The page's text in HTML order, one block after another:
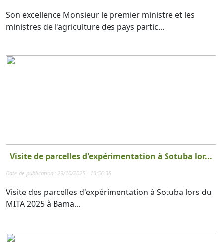
Son excellence Monsieur le premier ministre et les
ministres de l'agriculture des pays partic...
Visite de parcelles d'expérimentation à Sotuba lor...
Date de publication : 29/10/2025 - 13:56:38
Visite des parcelles d'expérimentation à Sotuba lors du
MITA 2025 à Bama...